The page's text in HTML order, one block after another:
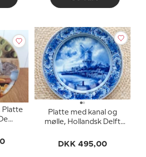
Platte
Platte med kanal og
mølle, Hollandsk Delft
DKK 495,00